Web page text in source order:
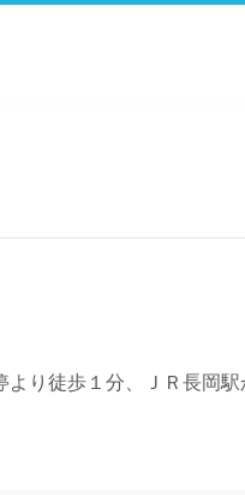
り徒歩１分、ＪＲ長岡